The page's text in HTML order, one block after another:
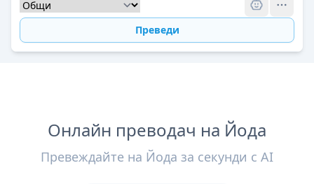
Преведи
Онлайн преводач на Йода
Превеждайте на Йода за секунди с AI